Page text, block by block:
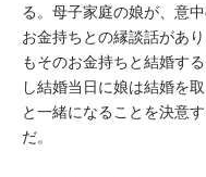
る。母子家庭の娘が、意
お金持ちとの縁談話があ
もそのお金持ちと結婚す
し結婚当日に娘は結婚を
と一緒になることを決意
だ。